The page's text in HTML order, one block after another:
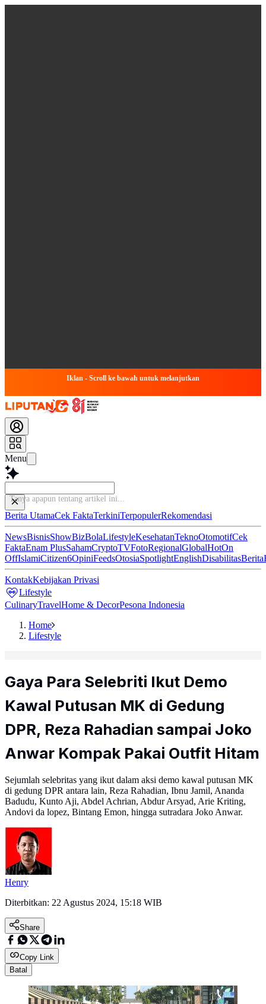
Iklan - Scroll ke bawah untuk melanjutkan
Menu
Ba
Berita UtamaCek FaktaTerkiniTerpopulerRekomendasi
NewsBisnisShowBizBolaLifestyleKesehatanTeknoOtomotifCek
FaktaEnam PlusSahamCryptoTVFotoRegionalGlobalHotOn
OffIslamiCitizen6OpiniFeedsOtosiaSpotlightEnglishDisabilitasBerita
KontakKebijakan Privasi
Lifestyle
CulinaryTravelHome & DecorPesona Indonesia
Home
Lifestyle
Gaya Para Selebriti Ikut Demo
Kawal Putusan MK di Gedung
DPR, Reza Rahadian sampai Joko
Anwar Kompak Pakai Outfit Hitam
Sejumlah selebritas yang ikut dalam aksi demo kawal putusan MK
di gedung DPR antara lain, Reza Rahadian, Ibnu Jamil, Ananda
Badudu, Kunto Aji, Abdel Achrian, Abdur Arsyad, Arie Kriting,
Andovi da lopez, Bintang Emon, hingga sutradara Joko Anwar.
Henry
Diterbitkan: 22 Agustus 2024, 15:18 WIB
Share
Copy Link
Batal